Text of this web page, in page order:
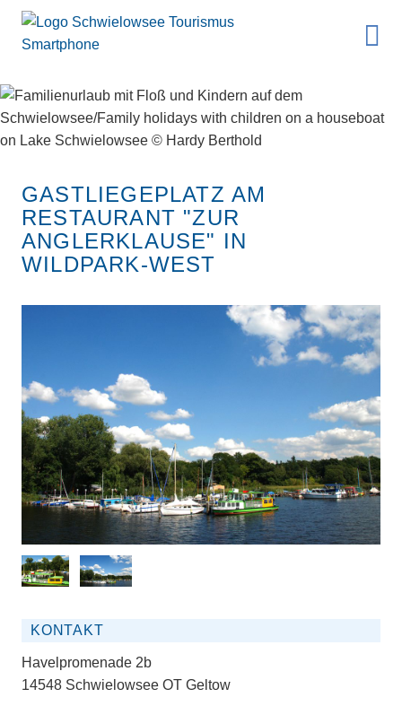
GASTLIEGEPLATZ AM
RESTAURANT "ZUR
ANGLERKLAUSE" IN
WILDPARK-WEST
KONTAKT
Havelpromenade 2b
14548 Schwielowsee OT Geltow